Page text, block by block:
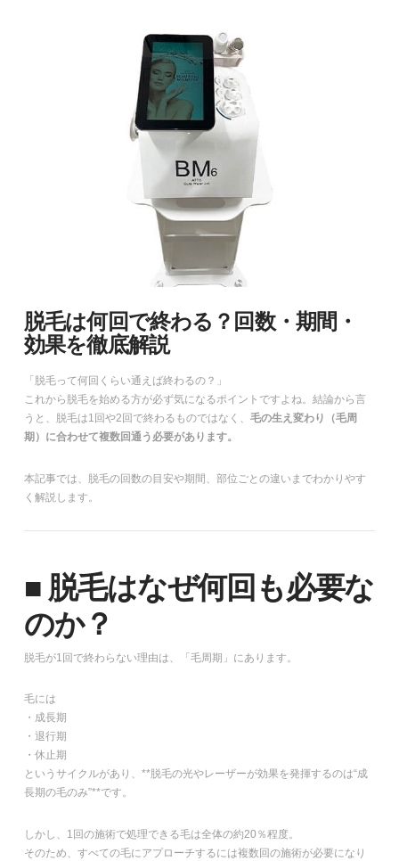
脱毛は何回で終わる？回数・期間・
効果を徹底解説
「脱毛って何回くらい通えば終わるの？」
これから脱毛を始める方が必ず気になるポイントですよね。結論から言
うと、脱毛は1回や2回で終わるものではなく、 毛の生え変わり（毛周
期）に合わせて複数回通う必要があります。
本記事では、脱毛の回数の目安や期間、部位ごとの違いまでわかりやす
く解説します。
■ 脱毛はなぜ何回も必要な
のか？
脱毛が1回で終わらない理由は、「毛周期」にあります。
毛には
・成長期
・退行期
・休止期
というサイクルがあり、**脱毛の光やレーザーが効果を発揮するのは“成
長期の毛のみ”**です。
しかし、1回の施術で処理できる毛は全体の約20％程度。
そのため、すべての毛にアプローチするには複数回の施術が必要になり